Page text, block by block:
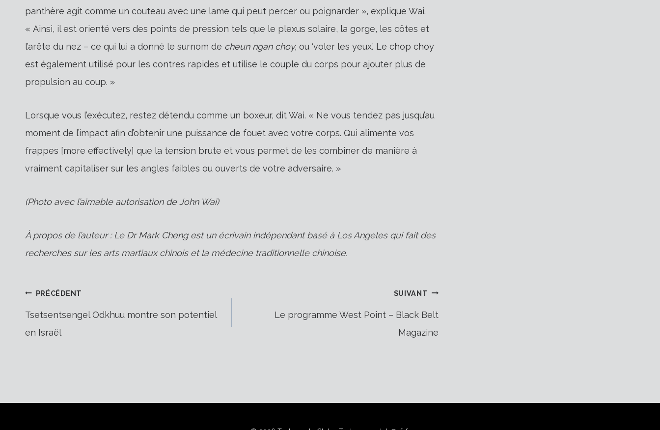
panthère agit comme un couteau avec une lame qui peut percer ou poignarder », explique Wai.
« Ainsi, il est orienté vers des points de pression tels que le plexus solaire, la gorge, les côtes et
l’arête du nez – ce qui lui a donné le surnom de cheun ngan choy, ou ‘voler les yeux.’ Le chop choy
est également utilisé pour les contres rapides et utilise le couple du corps pour ajouter plus de
propulsion au coup. »
Lorsque vous l’exécutez, restez détendu comme un boxeur, dit Wai. « Ne vous tendez pas jusqu’au
moment de l’impact afin d’obtenir une puissance de fouet avec votre corps. Qui alimente vos
frappes [more effectively] que la tension brute et vous permet de les combiner de manière à
vraiment capitaliser sur les angles faibles ou ouverts de votre adversaire. »
(Photo avec l’aimable autorisation de John Wai)
À propos de l’auteur : Le Dr Mark Cheng est un écrivain indépendant basé à Los Angeles qui fait des
recherches sur les arts martiaux chinois et la médecine traditionnelle chinoise.
Navigation
l’article
PRÉCÉDENT
Tsetsentsengel Odkhuu montre son potentiel
en Israël
SUIVANT
Le programme West Point – Black Belt
Magazine